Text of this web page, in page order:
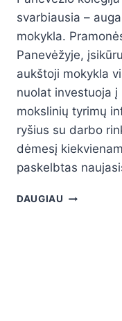
svarbiausia –
mokykla.
Panevėžyje,
aukštoji mokykla
nuolat investuoja
mokslinių tyrimų
ryšius su darbo
dėmesį
paskelbtas
DAUGIAU